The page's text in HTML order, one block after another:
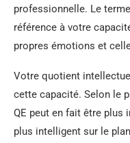
professionnelle. Le
référence à votre
propres émotions et
Votre quotient
cette capacité. Selon le
QE peut en fait être plus
plus intelligent sur le